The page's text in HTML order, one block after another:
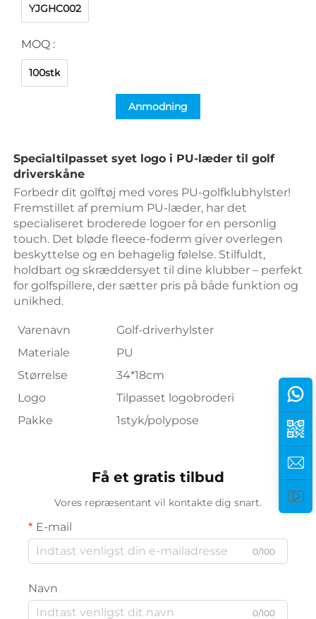
YJGHC002
MOQ :
100stk
Anmodning
Specialtilpasset syet logo i PU-læder til golf
driverskåne
Forbedr dit golftøj med vores PU-golfklubhylster!
Fremstillet af premium PU-læder, har det
specialiseret broderede logoer for en personlig
touch. Det bløde fleece-foderm giver overlegen
beskyttelse og en behagelig følelse. Stilfuldt,
holdbart og skræddersyet til dine klubber – perfekt
for golfspillere, der sætter pris på både funktion og
unikhed.
Varenavn
Golf-driverhylster
Materiale
PU
Størrelse
34*18cm
Logo
Tilpasset logobroderi
Pakke
1styk/polypose
Få et gratis tilbud
Vores repræsentant vil kontakte dig snart.
E-mail
0/100
Navn
0/100